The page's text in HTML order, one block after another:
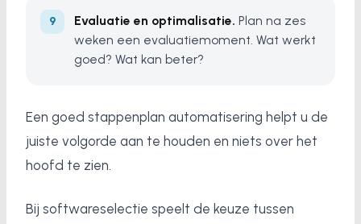
Evaluatie en optimalisatie. Plan na zes
weken een evaluatiemoment. Wat werkt
goed? Wat kan beter?
Een goed stappenplan automatisering helpt u de
juiste volgorde aan te houden en niets over het
hoofd te zien.
Bij softwareselectie speelt de keuze tussen